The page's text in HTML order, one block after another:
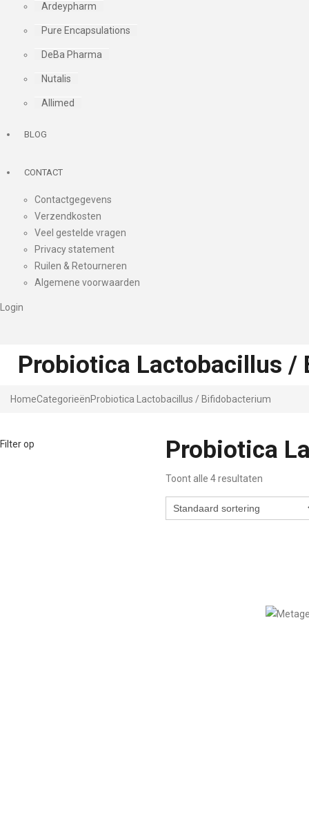
Ardeypharm
Pure Encapsulations
DeBa Pharma
Nutalis
Allimed
BLOG
CONTACT
Contactgegevens
Verzendkosten
Veel gestelde vragen
Privacy statement
Ruilen & Retourneren
Algemene voorwaarden
Login
Probiotica Lactobacillus /
HomeCategorieënProbiotica Lactobacillus / Bifidobacterium
Filter op Probiotica
Toont alle 4 resultaten